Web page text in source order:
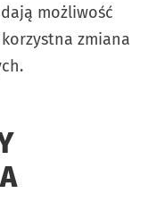
możliwość
zmiana